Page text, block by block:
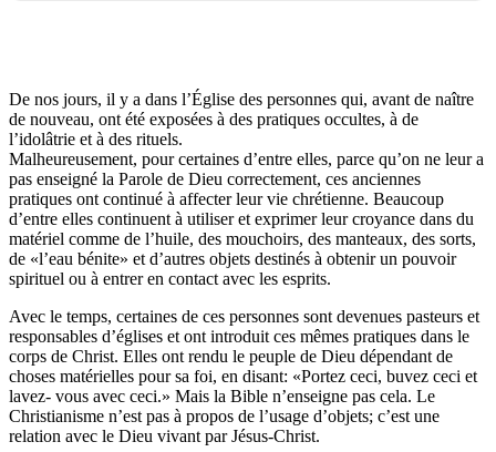
De nos jours, il y a dans l’Église des personnes qui, avant de naître
de nouveau, ont été exposées à des pratiques occultes, à de
l’idolâtrie et à des rituels.
Malheureusement, pour certaines d’entre elles, parce qu’on ne leur a
pas enseigné la Parole de Dieu correctement, ces anciennes
pratiques ont continué à affecter leur vie chrétienne. Beaucoup
d’entre elles continuent à utiliser et exprimer leur croyance dans du
matériel comme de l’huile, des mouchoirs, des manteaux, des sorts,
de «l’eau bénite» et d’autres objets destinés à obtenir un pouvoir
spirituel ou à entrer en contact avec les esprits.
Avec le temps, certaines de ces personnes sont devenues pasteurs et
responsables d’églises et ont introduit ces mêmes pratiques dans le
corps de Christ. Elles ont rendu le peuple de Dieu dépendant de
choses matérielles pour sa foi, en disant: «Portez ceci, buvez ceci et
lavez- vous avec ceci.» Mais la Bible n’enseigne pas cela. Le
Christianisme n’est pas à propos de l’usage d’objets; c’est une
relation avec le Dieu vivant par Jésus-Christ.